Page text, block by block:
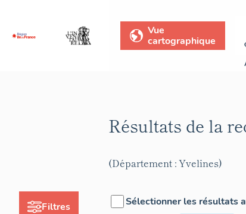
Vue
cartographique
Filtres
Résultats de la
(Département : Yvelines)
Sélectionner les résultats